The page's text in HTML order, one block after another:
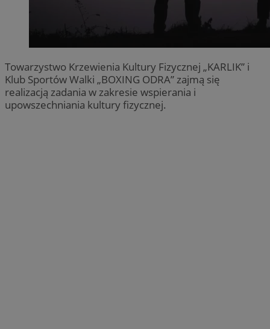
Towarzystwo Krzewienia Kultury Fizycznej „KARLIK” i
Klub Sportów Walki „BOXING ODRA” zajmą się
realizacją zadania w zakresie wspierania i
upowszechniania kultury fizycznej.